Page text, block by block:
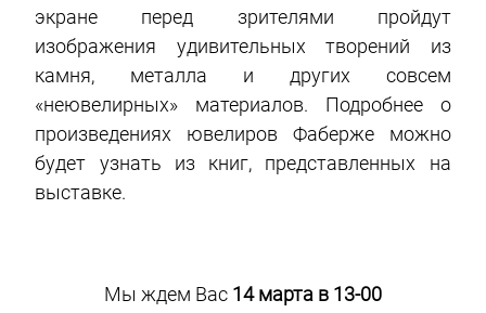
экране перед зрителями пройдут
изображения удивительных творений из
камня, металла и других совсем
«неювелирных» материалов. Подробнее о
произведениях ювелиров Фаберже можно
будет узнать из книг, представленных на
выставке.
Мы ждем Вас 14 марта в 13-00